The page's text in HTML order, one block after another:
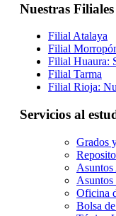
Nuestras Filiales
Filial Atalaya
Filial
Filial Huaura:
Filial Tarma
Filial Rioja:
Servicios al
Grados
Asuntos
Oficina
Bolsa